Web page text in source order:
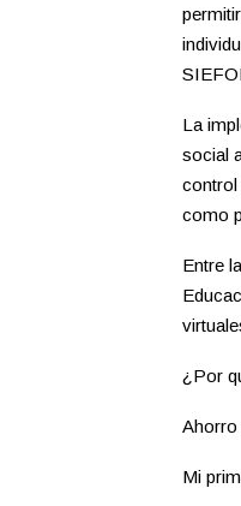
La
social
control
como
Entre
¿Por
Ahorro
Mi